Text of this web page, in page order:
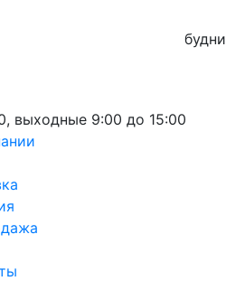
будни
выходные 9:00 до 15:00